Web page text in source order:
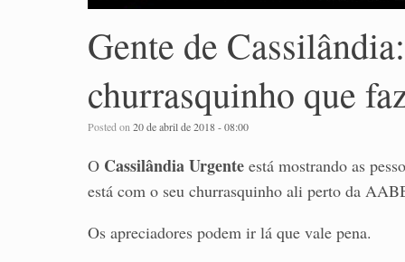
Gente de
churrasquinho que
Posted on20 de abril de 2018 - 08:00
O Cassilândia Urgente está mostrando as
está com o seu churrasquinho ali perto da
Os apreciadores podem ir lá que vale pena.